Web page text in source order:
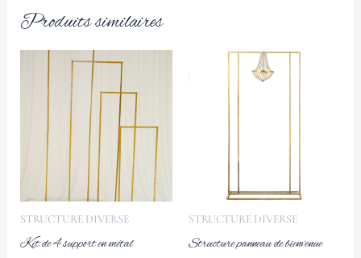
Produits similaires
STRUCTURE DIVERSE
Kit de 4 support en métal
STRUCTURE DIVERSE
Structure panneau de bienvenue
produit
options
peuvent